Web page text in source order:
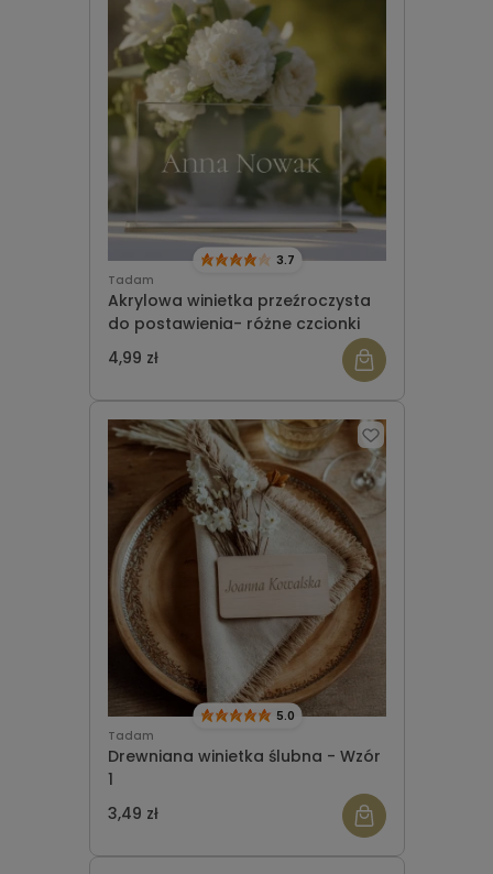
Tadam
Akrylowa winietka przeźroczysta
do postawienia- różne czcionki
3.7
4,99 zł
Tadam
Drewniana winietka ślubna - Wzór
1
5.0
3,49 zł